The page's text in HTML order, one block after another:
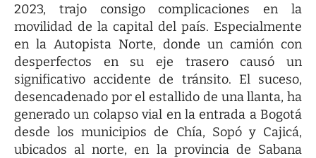
2023, trajo consigo complicaciones en la
movilidad de la capital del país. Especialmente
en la Autopista Norte, donde un camión con
desperfectos en su eje trasero causó un
significativo accidente de tránsito. El suceso,
desencadenado por el estallido de una llanta, ha
generado un colapso vial en la entrada a Bogotá
desde los municipios de Chía, Sopó y Cajicá,
ubicados al norte, en la provincia de Sabana